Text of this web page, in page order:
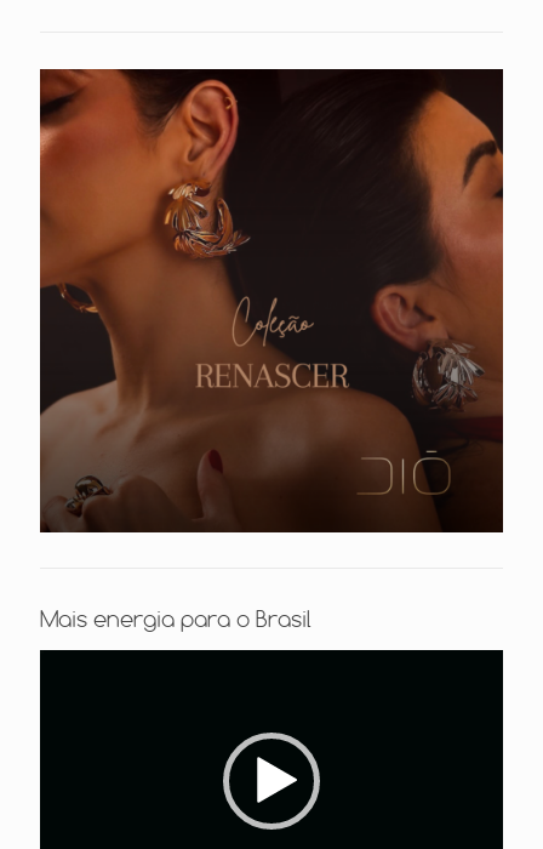
Mais energia para o Brasil